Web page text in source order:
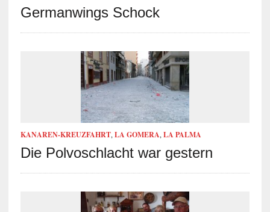
Germanwings Schock
KANAREN-KREUZFAHRT,LA GOMERA,LA PALMA
Die Polvoschlacht war gestern